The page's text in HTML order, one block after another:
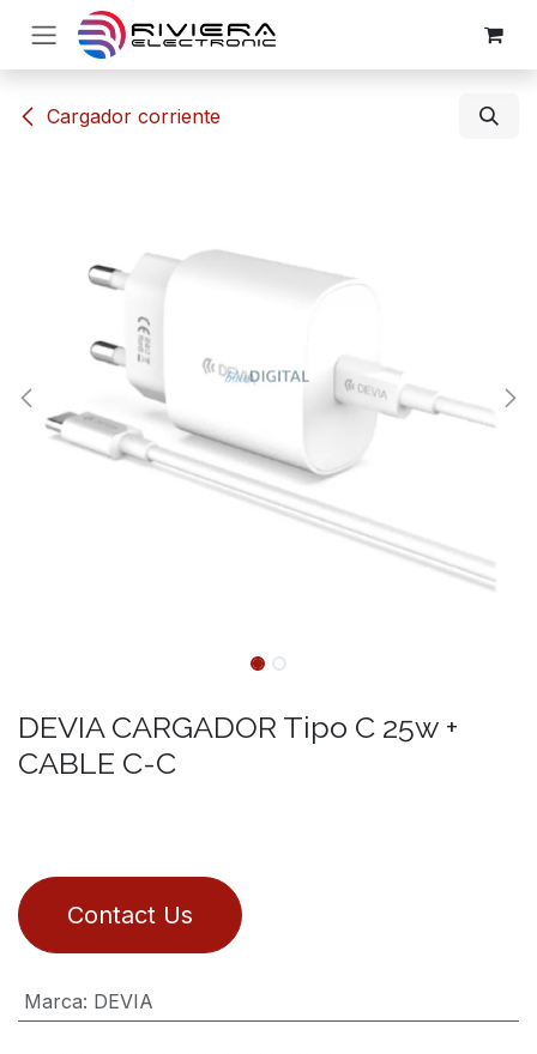
Ir al contenido
​​Cargador corriente
DEVIA CARGADOR Tipo C 25w +
CABLE C-C
Contact Us
Marca: DEVIA